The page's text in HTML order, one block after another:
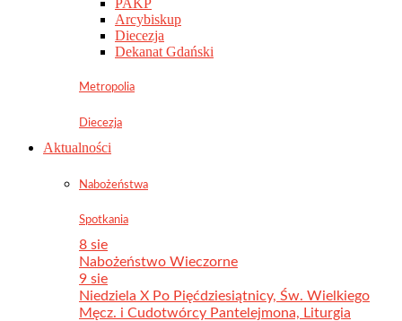
PAKP
Arcybiskup
Diecezja
Dekanat Gdański
Metropolia
Diecezja
Aktualności
Nabożeństwa
Spotkania
8 sie
Nabożeństwo Wieczorne
9 sie
Niedziela X Po Pięćdziesiątnicy, Św. Wielkiego
Męcz. i Cudotwórcy Pantelejmona, Liturgia